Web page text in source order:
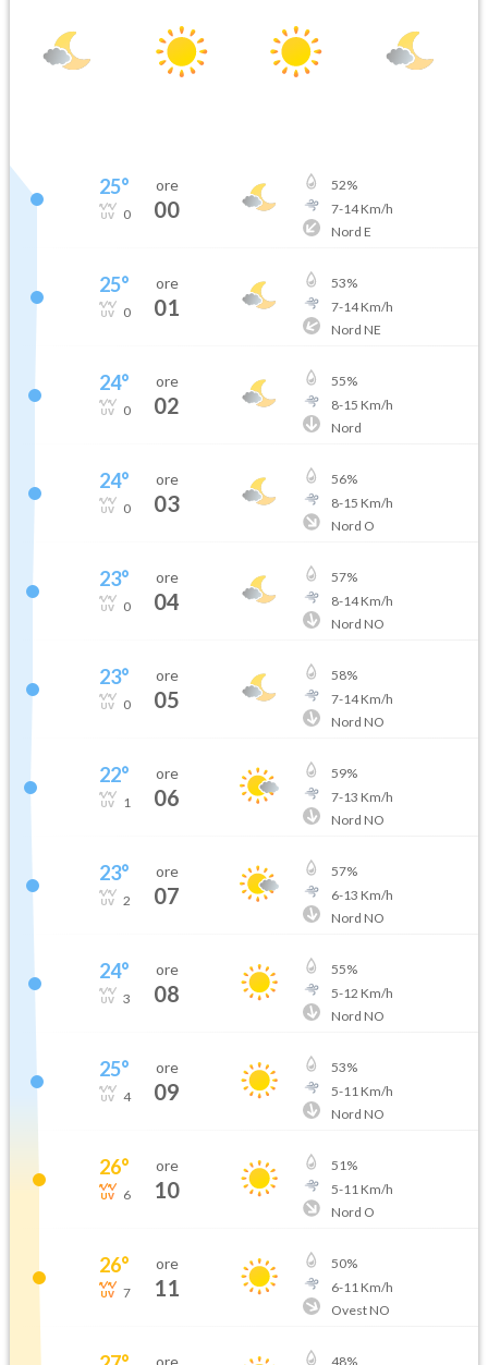
25°
0
ore
00
52%
7-14Km/h
Nord E
25°
0
ore
01
53%
7-14Km/h
Nord NE
24°
0
ore
02
55%
8-15 Km/h
Nord
24°
0
ore
03
56%
8-15 Km/h
Nord O
23°
0
ore
04
57%
8-14Km/h
Nord NO
23°
0
ore
05
58%
7-14Km/h
Nord NO
22°
1
ore
06
59%
7-13 Km/h
Nord NO
23°
2
ore
07
57%
6-13 Km/h
Nord NO
24°
3
ore
08
55%
5-12 Km/h
Nord NO
25°
4
ore
09
53%
5-11 Km/h
Nord NO
26°
6
ore
10
51%
5-11 Km/h
Nord O
26°
7
ore
11
50%
6-11 Km/h
Ovest NO
ore 48%